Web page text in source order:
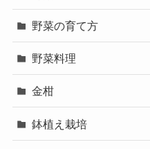
野菜の育て方
野菜料理
金柑
鉢植え栽培